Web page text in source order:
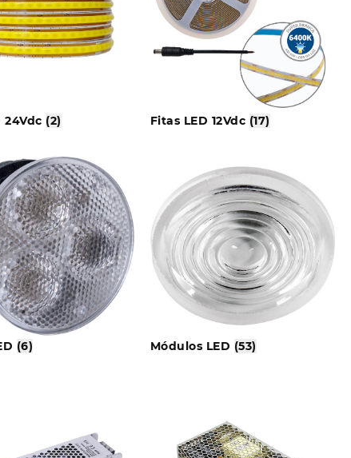
24Vdc (2) Fitas LED 12Vdc (17)
(6) Módulos LED (53)